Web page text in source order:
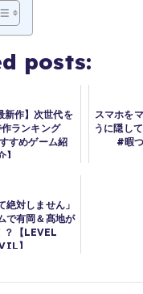
posts:
新作】次世代を
ランキング
すめゲーム紹
】
スマホを
うに隠して
#暇
絶対しません」
で有岡＆髙地が
？【LEVEL
】